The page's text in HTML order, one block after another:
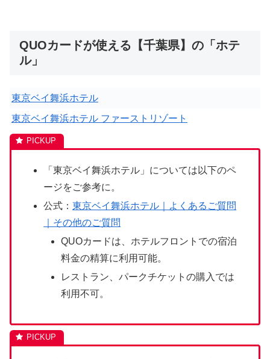
QUOカードが使える【千葉県】の「ホテ
ル」
東京ベイ舞浜ホテル
東京ベイ舞浜ホテル ファーストリゾート
「東京ベイ舞浜ホテル」については以下のペ
ージをご参考に。
公式：東京ベイ舞浜ホテル｜よくあるご質問
｜その他のご質問
QUOカードは、ホテルフロントでの宿泊
料金の精算に利用可能。
レストラン、パークチケットの購入では
利用不可。